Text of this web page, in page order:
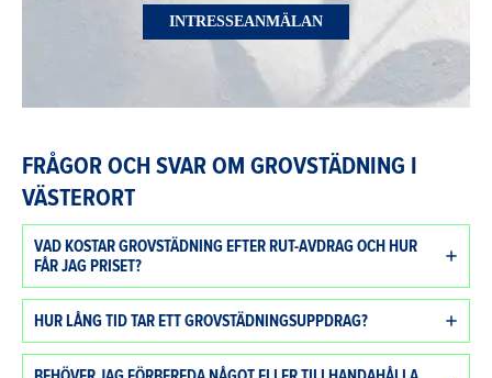
INTRESSEANMÄLAN
FRÅGOR OCH SVAR OM GROVSTÄDNING I
VÄSTERORT
VAD KOSTAR GROVSTÄDNING EFTER RUT-AVDRAG OCH HUR
FÅR JAG PRISET?
HUR LÅNG TID TAR ETT GROVSTÄDNINGSUPPDRAG?